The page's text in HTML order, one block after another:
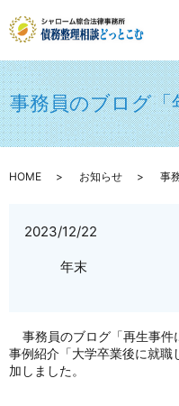
事務員のブログ「
HOME お知らせ 事
2023/12/22
年末
事務員のブログ「再生事件
事例紹介「大学卒業後に就職
加しました。